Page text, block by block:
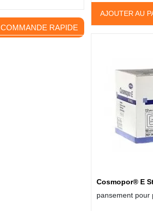
COMMANDE RAPIDE
AJOUTER AU
Cosmopor® E
pansement pour